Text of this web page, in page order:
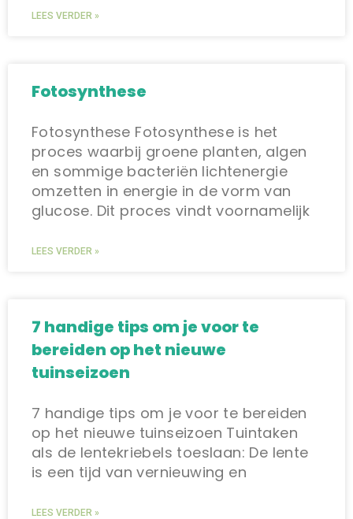
LEES VERDER »
Fotosynthese
Fotosynthese Fotosynthese is het
proces waarbij groene planten, algen
en sommige bacteriën lichtenergie
omzetten in energie in de vorm van
glucose. Dit proces vindt voornamelijk
LEES VERDER »
7 handige tips om je voor te
bereiden op het nieuwe
tuinseizoen
7 handige tips om je voor te bereiden
op het nieuwe tuinseizoen Tuintaken
als de lentekriebels toeslaan: De lente
is een tijd van vernieuwing en
LEES VERDER »